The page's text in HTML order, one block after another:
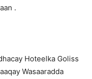
.
Hoteelka Goliss
Wasaaradda